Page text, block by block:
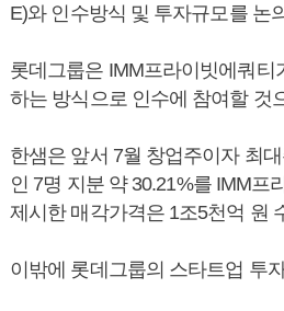
E)와 인수방식 및 투자규모를 논
롯데그룹은 IMM프라이빗에쿼티
하는 방식으로 인수에 참여할 것
한샘은 앞서 7월 창업주이자 최
인 7명 지분 약 30.21%를 IMM
제시한 매각가격은 1조5천억 원
이밖에 롯데그룹의 스타트업 투